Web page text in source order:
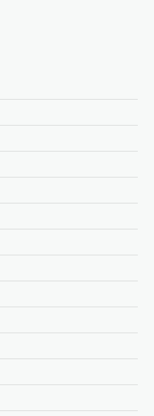
പിണറായി വിജയൻ.
മുന്നിൽ
എത്തിയത്. ഹരിയാന
സീറ്റ്